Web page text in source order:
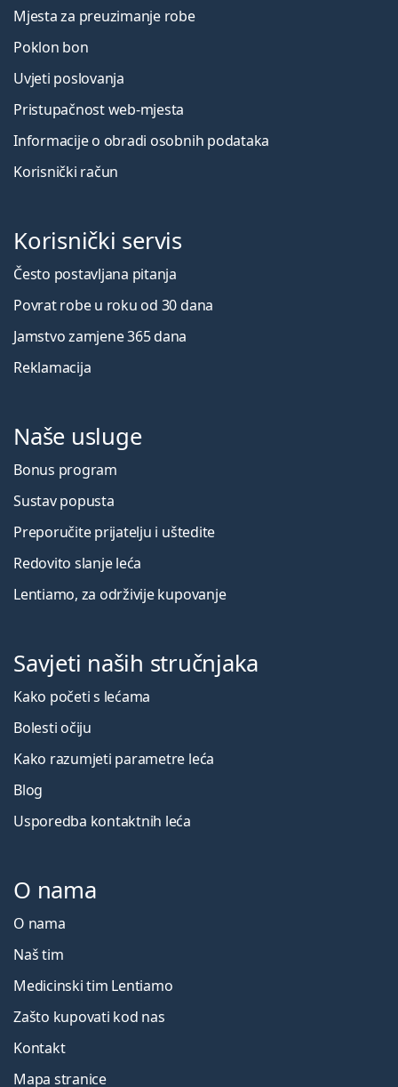
Mjesta za preuzimanje robe
Poklon bon
Uvjeti poslovanja
Pristupačnost web-mjesta
Informacije o obradi osobnih podataka
Korisnički račun
Korisnički servis
Često postavljana pitanja
Povrat robe u roku od 30 dana
Jamstvo zamjene 365 dana
Reklamacija
Naše usluge
Bonus program
Sustav popusta
Preporučite prijatelju i uštedite
Redovito slanje leća
Lentiamo, za održivije kupovanje
Savjeti naših stručnjaka
Kako početi s lećama
Bolesti očiju
Kako razumjeti parametre leća
Blog
Usporedba kontaktnih leća
O nama
O nama
Naš tim
Medicinski tim Lentiamo
Zašto kupovati kod nas
Kontakt
Mapa stranice